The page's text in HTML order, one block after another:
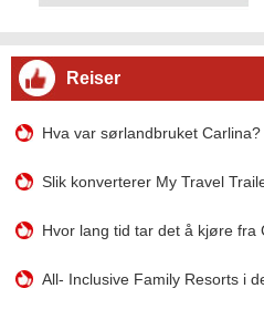
Reiser
Hva var sørlandbruket Carlina?
Slik konverterer My Travel
Hvor lang tid tar det å kjøre fra
All- Inclusive Family Resorts i